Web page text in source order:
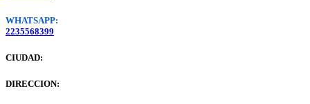
WHATSAPP:
2235568399
CIUDAD:
DIRECCION: